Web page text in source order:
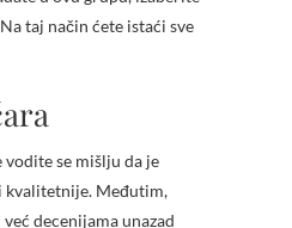
taj način ćete istaći sve
se mišlju da je
kvalitetnije. Međutim,
decenijama unazad